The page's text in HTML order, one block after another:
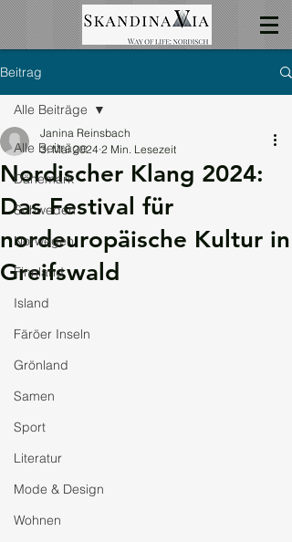
Beitrag
Alle Beiträge
Dänemark
Schweden
Norwegen
Finnland
Island
Färöer Inseln
Grönland
Samen
Sport
Literatur
Mode & Design
Wohnen
Alle Beiträge
Nordischer Klang 2024:
Das Festival für
nordeuropäische Kultur in
Greifswald
Janina Reinsbach
3. Mai 2024 2 Min. Lesezeit